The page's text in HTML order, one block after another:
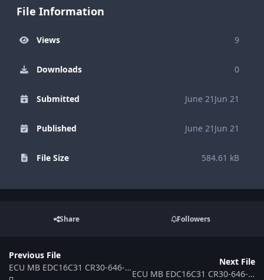
File Information
Views 9
Downloads 0
Submitted June 21 Jun 21
Published June 21 Jun 21
File Size 584.61 kB
Share Followers
Previous File
ECU MB EDC16C31 CR30-646-12E1-211WA-110kW-EU4O-ME-1305x017 376893
Next File
ECU MB EDC16C31 CR30-646-12E1-203WM-110kW-EU4O-ME-1305x017 0281012725 376896